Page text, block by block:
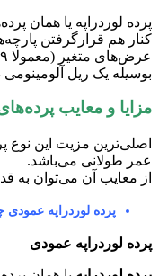
یک ریل آلومینومی
و معایب
مزیت این نوع
طولانی می‌باشد.
معایب آن می‌توان به
پرده لوردراپه عمودی
لوردراپه عمودی